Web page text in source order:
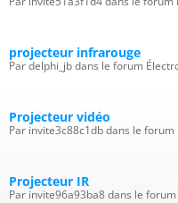
projecteur infrarouge
Par delphi_jb dans le forum
Projecteur vidéo
Par invite3c88c1db dans le forum
Projecteur IR
Par invite96a93ba8 dans le